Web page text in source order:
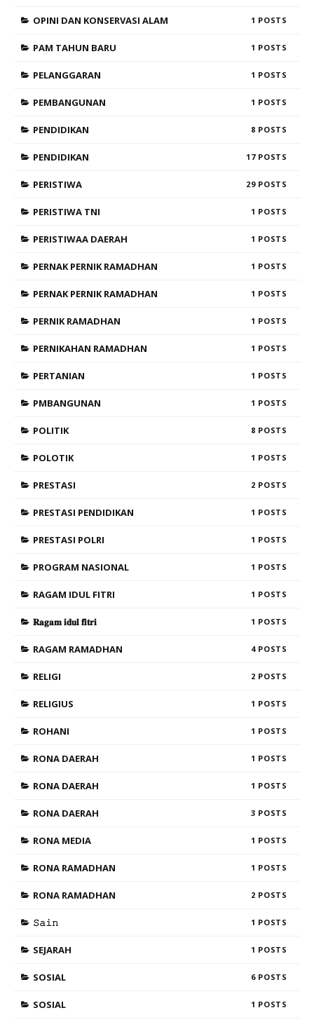
OPINI DAN KONSERVASI ALAM 1
PAM TAHUN BARU 1
PELANGGARAN 1
PEMBANGUNAN 1
PENDIDIKAN 8
PENDIDIKAN 17
PERISTIWA 29
PERISTIWA TNI 1
PERISTIWAA DAERAH 1
PERNAK PERNIK RAMADHAN 1
PERNAK PERNIK RAMADHAN 1
PERNIK RAMADHAN 1
PERNIKAHAN RAMADHAN 1
PERTANIAN 1
PMBANGUNAN 1
POLITIK 8
POLOTIK 1
PRESTASI 2
PRESTASI PENDIDIKAN 1
PRESTASI POLRI 1
PROGRAM NASIONAL 1
RAGAM IDUL FITRI 1
𝐑𝐚𝐠𝐚𝐦 𝐢𝐝𝐮𝐥 𝐟𝐢𝐭𝐫𝐢 1
RAGAM RAMADHAN 4
RELIGI 2
RELIGIUS 1
ROHANI 1
RONA DAERAH 1
RONA DAERAH 1
RONA DAERAH 3
RONA MEDIA 1
RONA RAMADHAN 1
RONA RAMADHAN 2
𝚂𝚊𝚒𝚗 1
SEJARAH 1
SOSIAL 6
SOSIAL 1